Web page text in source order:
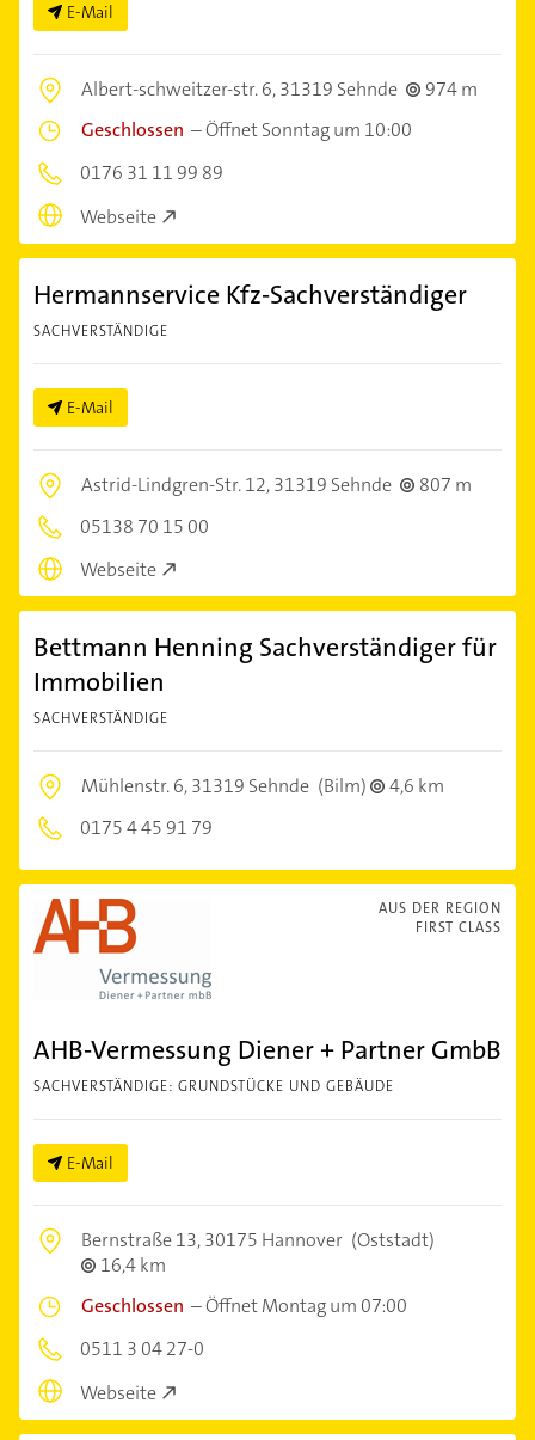
E-Mail
Albert-schweitzer-str. 6,31319 Sehnde
974 m
Geschlossen –Öffnet Sonntag um 10:00
0176 31 11 99 89
Webseite
Hermannservice Kfz-Sachverständiger
SACHVERSTÄNDIGE
E-Mail
Astrid-Lindgren-Str. 12,31319 Sehnde
807 m
05138 70 15 00
Webseite
Bettmann Henning Sachverständiger für
Immobilien
SACHVERSTÄNDIGE
Mühlenstr. 6,31319 Sehnde (Bilm)
4,6 km
0175 4 45 91 79
AUS DER REGION
FIRST CLASS
AHB-Vermessung Diener + Partner GmbB
SACHVERSTÄNDIGE: GRUNDSTÜCKE UND GEBÄUDE
E-Mail
Bernstraße 13,30175 Hannover (Oststadt)
16,4 km
Geschlossen –Öffnet Montag um 07:00
0511 3 04 27-0
Webseite